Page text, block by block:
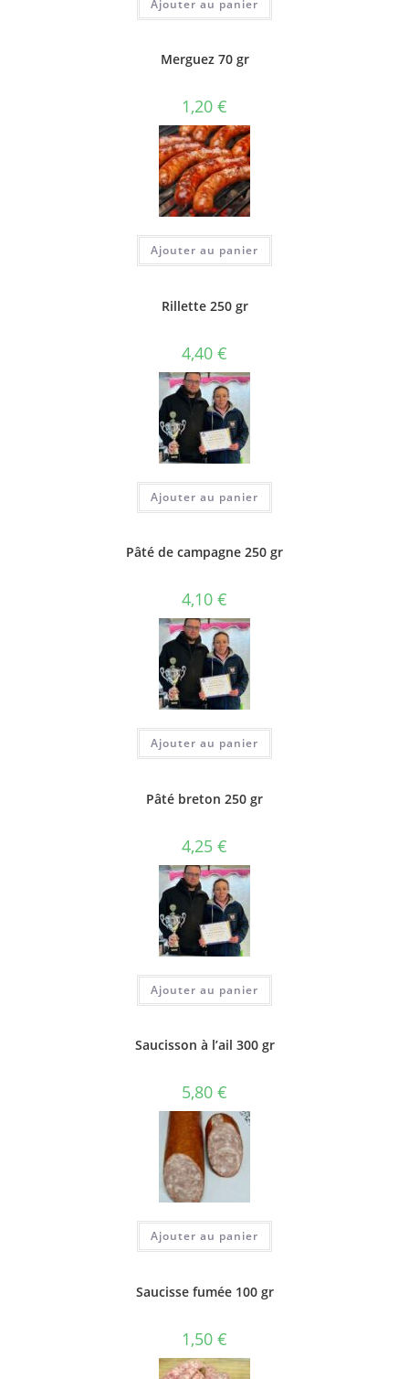
Ajouter au panier
Merguez 70 gr
1,20 €
Ajouter au panier
Rillette 250 gr
4,40 €
Ajouter au panier
Pâté de campagne 250 gr
4,10 €
Ajouter au panier
Pâté breton 250 gr
4,25 €
Ajouter au panier
Saucisson à l’ail 300 gr
5,80 €
Ajouter au panier
Saucisse fumée 100 gr
1,50 €